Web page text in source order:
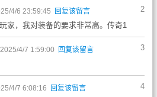
2
4/6 23:59:45 回复该留言
家，我对装备的要求非常高。传奇1
3
4/7 1:59:00 回复该留言
4
4/7 6:08:16 回复该留言